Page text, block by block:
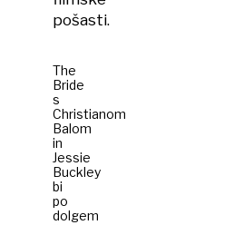
pošasti.
The
Bride
s
Christianom
Balom
in
Jessie
Buckley
bi
po
dolgem